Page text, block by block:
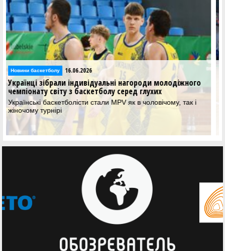
Новини баскетболу 14.06.2026
Збірні України U-21 зробили золотий дубль на
молодіжному чемпіонаті світу з баскетболу серед
глухих
Чоловіча та жіночі збірні України блискуче виступили на
світовій першості